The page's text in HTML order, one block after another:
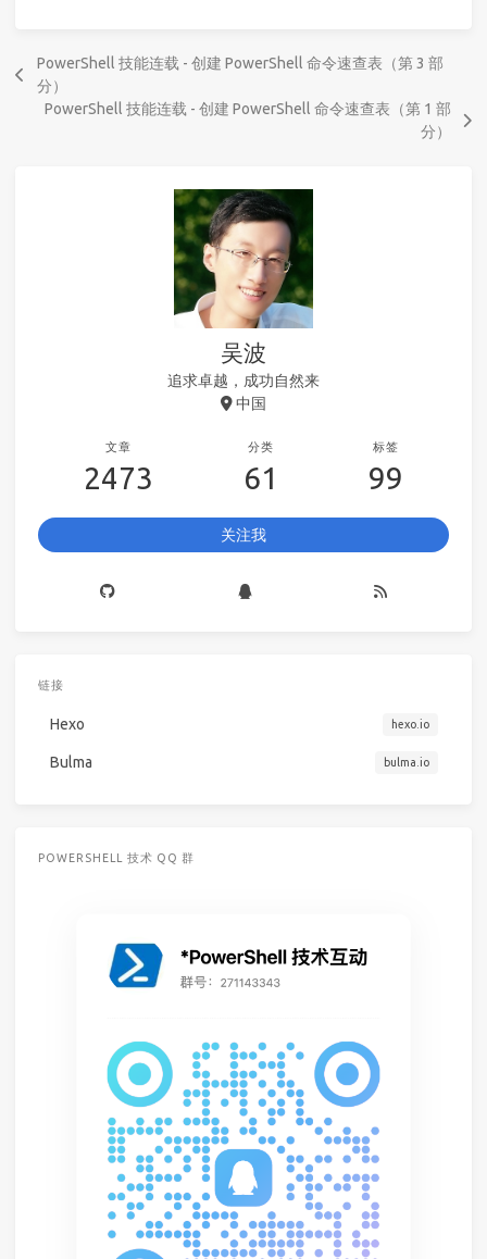
PowerShell 技能连载 - 创建 PowerShell 命令速查表（第 3 部
分）
PowerShell 技能连载 - 创建 PowerShell 命令速查表（第 1 部
分）
吴波
追求卓越，成功自然来
中国
文章
2473
分类
61
标签
99
关注我
链接
Hexo hexo.io
Bulma bulma.io
POWERSHELL 技术 QQ 群